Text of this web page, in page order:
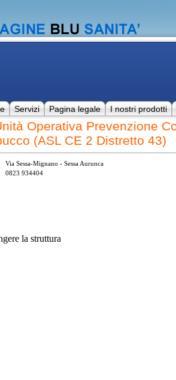
Servizi Pagina legale I nostri prodotti
Operativa Prevenzione
(ASL CE 2 Distretto 43)
Via Sessa-Mignano - Sessa Aurunca
0823 934404